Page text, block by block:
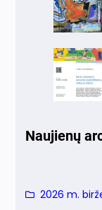
Naujienų
2026 m.